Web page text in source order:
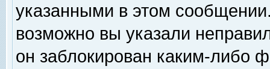
указанными в этом
возможно вы указали
он заблокирован каким-либо